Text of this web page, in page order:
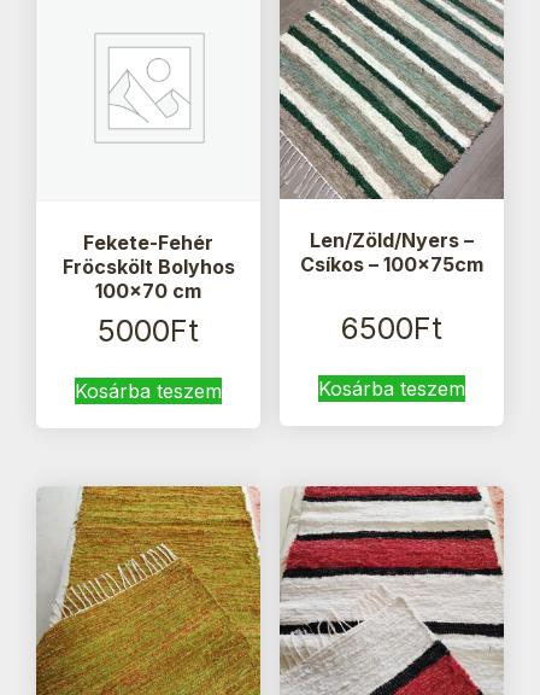
Fekete-Fehér
Fröcskölt Bolyhos
100×70 cm
5000Ft
Kosárba teszem
Len/Zöld/Nyers –
Csíkos – 100x75cm
6500Ft
Kosárba teszem